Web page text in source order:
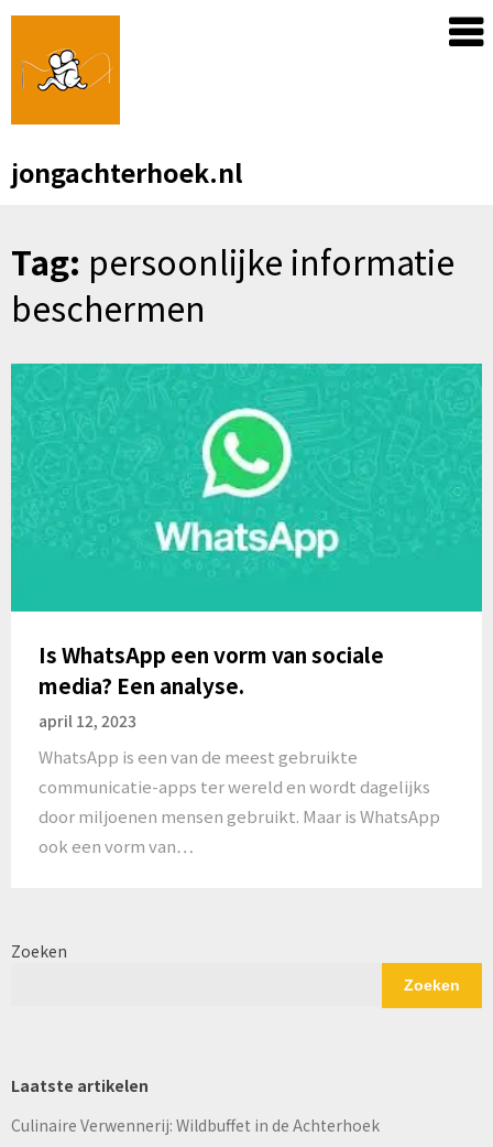
Skip
content
jongachterhoek.nl
Tag: persoonlijke informatie
beschermen
Is WhatsApp een vorm van sociale
media? Een analyse.
april 12, 2023
WhatsApp is een van de meest gebruikte
communicatie-apps ter wereld en wordt dagelijks
door miljoenen mensen gebruikt. Maar is WhatsApp
ook een vorm van…
Zoeken
Zoeken
Laatste artikelen
Culinaire Verwennerij: Wildbuffet in de Achterhoek